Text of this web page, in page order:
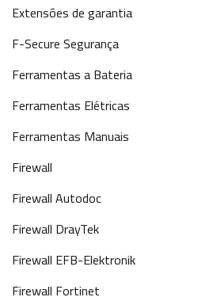
Extensões de garantia
F-Secure Segurança
Ferramentas a Bateria
Ferramentas Elétricas
Ferramentas Manuais
Firewall
Firewall Autodoc
Firewall DrayTek
Firewall EFB-Elektronik
Firewall Fortinet